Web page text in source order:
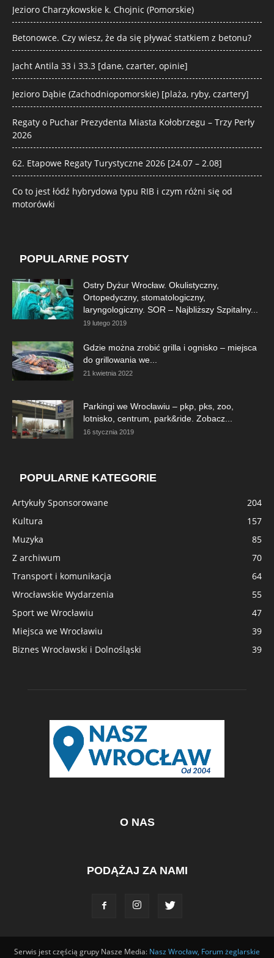
Jezioro Charzykowskie k. Chojnic (Pomorskie)
Betonowce. Czy wiesz, że da się pływać statkiem z betonu?
Jacht Antila 33 i 33.3 [dane, czarter, opinie]
Jezioro Dąbie (Zachodniopomorskie) [plaża, ryby, czartery]
Regaty o Puchar Prezydenta Miasta Kołobrzegu – Trzy Perły
2026
62. Etapowe Regaty Turystyczne 2026 [24.07 – 2.08]
Co to jest łódź hybrydowa typu RIB i czym różni się od
motorówki
POPULARNE POSTY
Ostry Dyżur Wrocław. Okulistyczny,
Ortopedyczny, stomatologiczny,
laryngologiczny. SOR – Najbliższy Szpitalny...
19 lutego 2019
Gdzie można zrobić grilla i ognisko – miejsca
do grillowania we...
21 kwietnia 2022
Parkingi we Wrocławiu – pkp, pks, zoo,
lotnisko, centrum, park&ride. Zobacz...
16 stycznia 2019
POPULARNE KATEGORIE
Artykuły Sponsorowane
204
Kultura
157
Muzyka
85
Z archiwum
70
Transport i komunikacja
64
Wrocławskie Wydarzenia
55
Sport we Wrocławiu
47
Miejsca we Wrocławiu
39
Biznes Wrocławski i Dolnośląski
39
O NAS
PODĄŻAJ ZA NAMI
Serwis jest częścią grupy Nasze Media: Nasz Wrocław, Forum żeglarskie